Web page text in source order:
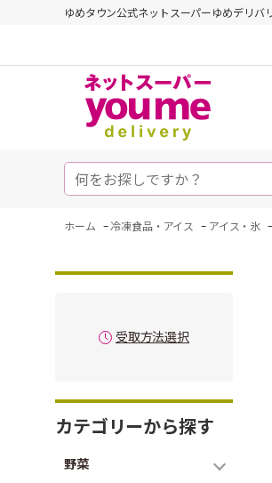
ゆめタウン公式ネットスーパーゆめデリバ
ホーム - 冷凍食品・アイス - アイス・氷 -
受取方法選択
カテゴリーから探す
野菜